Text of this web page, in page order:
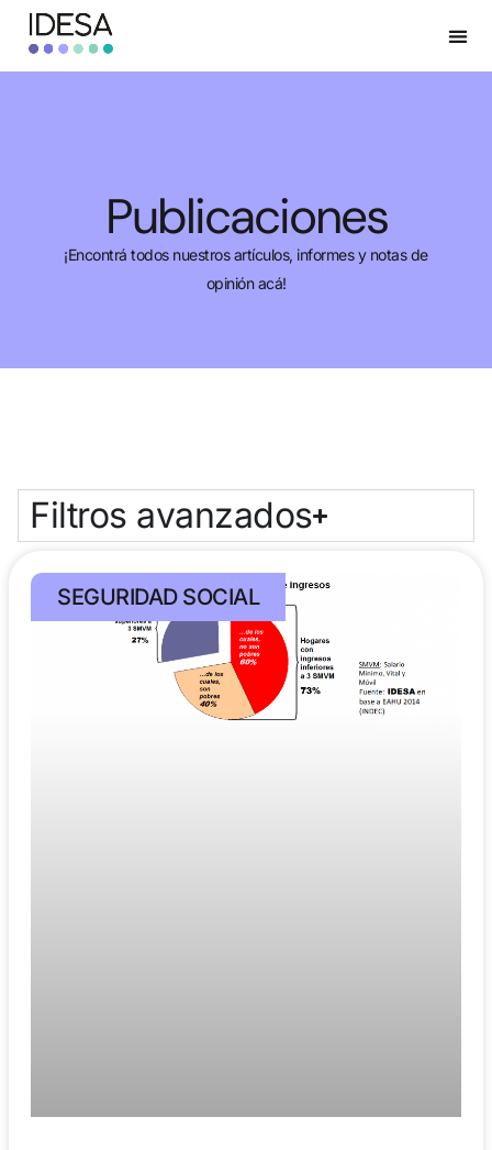
Publicaciones
¡Encontrá todos nuestros artículos, informes y notas de
opinión acá!
Filtros avanzados
SEGURIDAD SOCIAL